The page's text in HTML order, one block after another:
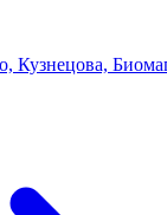
Кузнецова,